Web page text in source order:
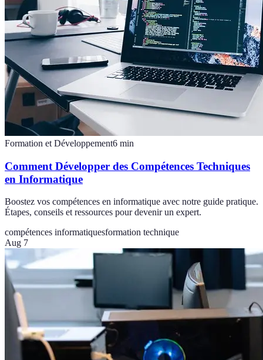
Formation et Développement6 min
Comment Développer des Compétences Techniques
en Informatique
Boostez vos compétences en informatique avec notre guide pratique.
Étapes, conseils et ressources pour devenir un expert.
compétences informatiquesformation technique
Aug 7